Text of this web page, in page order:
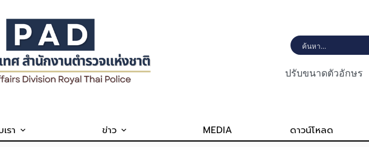
ปรับขนาดตัวอักษร
รา ข่าว MEDIA ดาวน์โหลด